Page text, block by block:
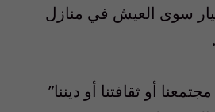
سوى العيش في منازل
أو ثقافتنا أو ديننا”